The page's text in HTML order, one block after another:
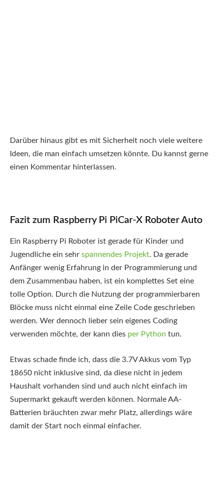
Darüber hinaus gibt es mit Sicherheit noch viele weitere
Ideen, die man einfach umsetzen könnte. Du kannst gerne
einen Kommentar hinterlassen.
Fazit zum Raspberry Pi PiCar-X Roboter Auto
Ein Raspberry Pi Roboter ist gerade für Kinder und
Jugendliche ein sehr spannendes Projekt. Da gerade
Anfänger wenig Erfahrung in der Programmierung und
dem Zusammenbau haben, ist ein komplettes Set eine
tolle Option. Durch die Nutzung der programmierbaren
Blöcke muss nicht einmal eine Zeile Code geschrieben
werden. Wer dennoch lieber sein eigenes Coding
verwenden möchte, der kann dies per Python tun.
Etwas schade finde ich, dass die 3.7V Akkus vom Typ
18650 nicht inklusive sind, da diese nicht in jedem
Haushalt vorhanden sind und auch nicht einfach im
Supermarkt gekauft werden können. Normale AA-
Batterien bräuchten zwar mehr Platz, allerdings wäre
damit der Start noch einmal einfacher.